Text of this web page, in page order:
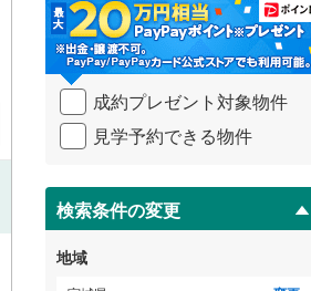
・
条
件
を
イ
ペ
ジ
に
保
存
す
成約プレゼント対象物件
見学予約できる物件
検索条件の変更
地域
ゲストルーム（0）
（0）